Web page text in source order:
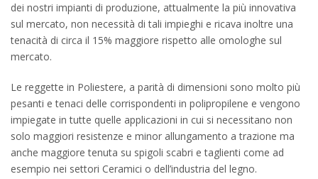
dei nostri impianti di produzione, attualmente la più innovativa
sul mercato, non necessità di tali impieghi e ricava inoltre una
tenacità di circa il 15% maggiore rispetto alle omologhe sul
mercato.
Le reggette in Poliestere, a parità di dimensioni sono molto più
pesanti e tenaci delle corrispondenti in polipropilene e vengono
impiegate in tutte quelle applicazioni in cui si necessitano non
solo maggiori resistenze e minor allungamento a trazione ma
anche maggiore tenuta su spigoli scabri e taglienti come ad
esempio nei settori Ceramici o dell’industria del legno.